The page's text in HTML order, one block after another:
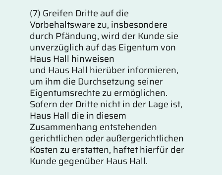
(7) Greifen Dritte auf die
Vorbehaltsware zu, insbesondere
durch Pfändung, wird der Kunde sie
unverzüglich auf das Eigentum von
Haus Hall hinweisen
und Haus Hall hierüber informieren,
um ihm die Durchsetzung seiner
Eigentumsrechte zu ermöglichen.
Sofern der Dritte nicht in der Lage ist,
Haus Hall die in diesem
Zusammenhang entstehenden
gerichtlichen oder außergerichtlichen
Kosten zu erstatten, haftet hierfür der
Kunde gegenüber Haus Hall.